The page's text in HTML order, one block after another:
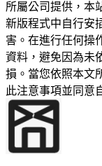
所屬公司提供，本
新版程式中自行安
害。在進行任何操
資料，避免因為未
損。當您依照本文
此注意事項並同意